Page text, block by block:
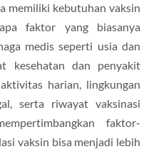
memiliki kebutuhan vaksin
faktor yang biasanya
medis seperti usia dan
kesehatan dan penyakit
harian, lingkungan
serta riwayat vaksinasi
faktor-
vaksin bisa menjadi lebih